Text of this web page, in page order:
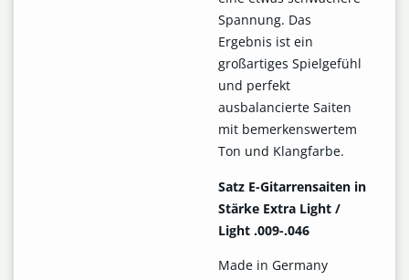
Spannung. Das
Ergebnis ist ein
großartiges Spielgefühl
und perfekt
ausbalancierte Saiten
mit bemerkenswertem
Ton und Klangfarbe.
Satz E-Gitarrensaiten in
Stärke Extra Light /
Light .009-.046
Made in Germany